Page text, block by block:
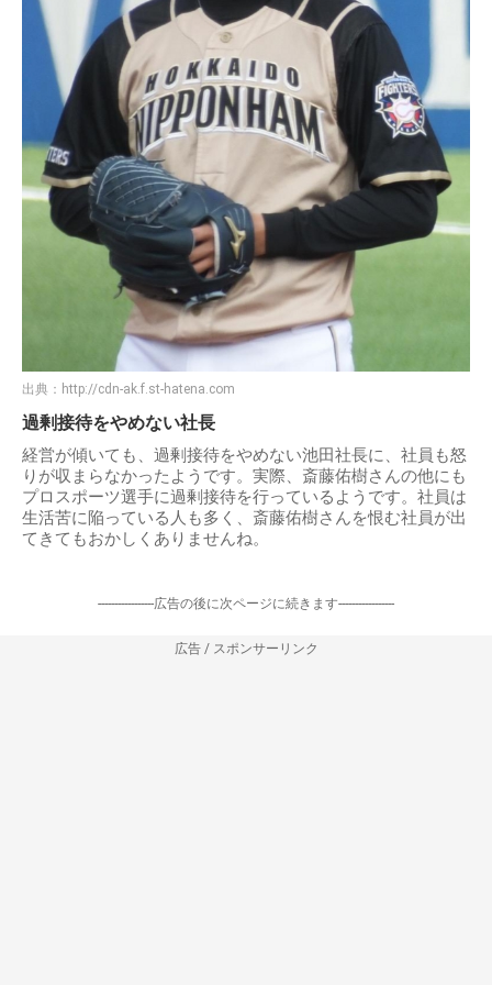
出典： http://cdn-ak.f.st-hatena.com
過剰接待をやめない社長
経営が傾いても、過剰接待をやめない池田社長に、社員も怒
りが収まらなかったようです。実際、斎藤佑樹さんの他にも
プロスポーツ選手に過剰接待を行っているようです。社員は
生活苦に陥っている人も多く、斎藤佑樹さんを恨む社員が出
てきてもおかしくありませんね。
-----------------広告の後に次ページに続きます-----------------
広告 / スポンサーリンク